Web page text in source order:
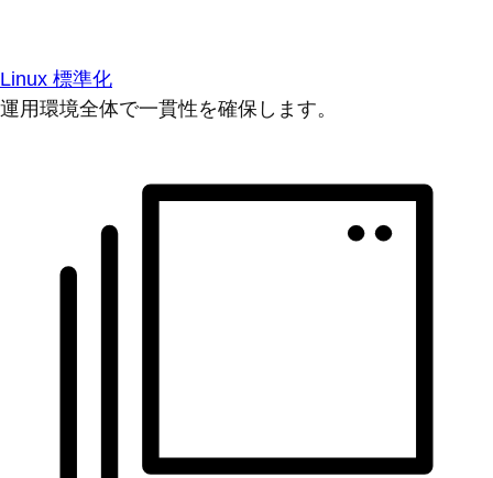
Linux 標準化
運用環境全体で一貫性を確保します。